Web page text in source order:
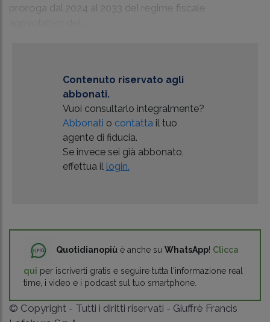
proroga dal 2024 al 2033 del regime fiscale
Contenuto riservato agli
abbonati.
Vuoi consultarlo integralmente?
Abbonati o contattail tuo
agente di fiducia.
Se invece sei già abbonato,
effettua il login.
Quotidianopiù è anche su WhatsApp! Clicca
qui per iscriverti gratis e seguire tutta l'informazione real
time, i video e i podcast sul tuo smartphone.
© Copyright - Tutti i diritti riservati - Giuffrè Francis